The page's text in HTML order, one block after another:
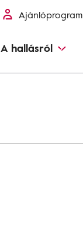
Ajánlóprogram
A hallásról